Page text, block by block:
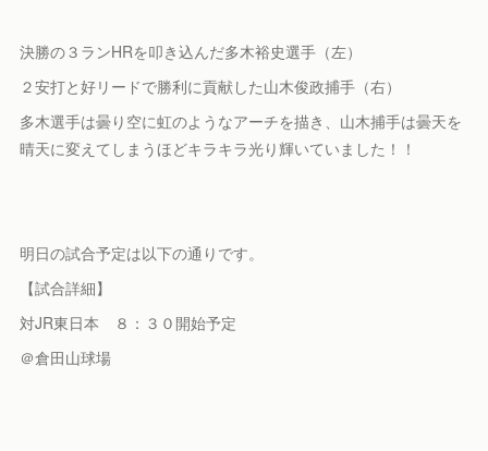
決勝の３ランHRを叩き込んだ多木裕史選手（左）
２安打と好リードで勝利に貢献した山木俊政捕手（右）
多木選手は曇り空に虹のようなアーチを描き、山木捕手は曇天を
晴天に変えてしまうほどキラキラ光り輝いていました！！
明日の試合予定は以下の通りです。
【試合詳細】
対JR東日本 ８：３０開始予定
＠倉田山球場